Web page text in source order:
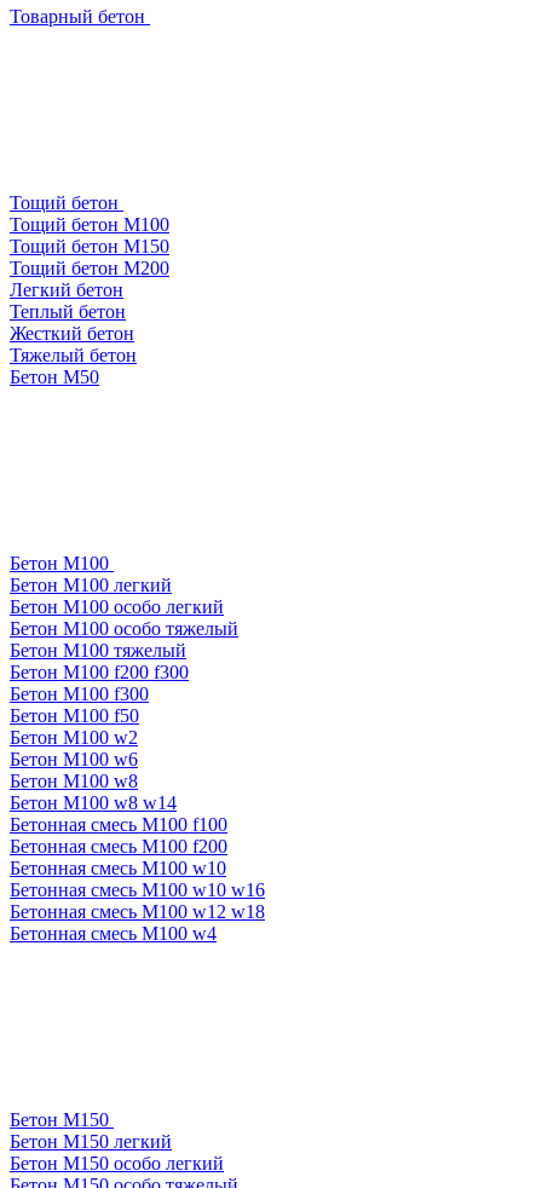
Товарный бетон
Тощий бетон
Тощий бетон М100
Тощий бетон М150
Тощий бетон М200
Легкий бетон
Теплый бетон
Жесткий бетон
Тяжелый бетон
Бетон М50
Бетон М100
Бетон М100 легкий
Бетон М100 особо легкий
Бетон М100 особо тяжелый
Бетон М100 тяжелый
Бетон М100 f200 f300
Бетон М100 f300
Бетон М100 f50
Бетон М100 w2
Бетон М100 w6
Бетон М100 w8
Бетон М100 w8 w14
Бетонная смесь М100 f100
Бетонная смесь М100 f200
Бетонная смесь М100 w10
Бетонная смесь М100 w10 w16
Бетонная смесь М100 w12 w18
Бетонная смесь М100 w4
Бетон М150
Бетон М150 легкий
Бетон М150 особо легкий